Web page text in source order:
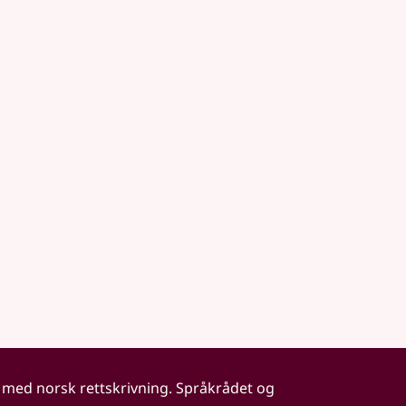
norsk rettskrivning. Språkrådet og